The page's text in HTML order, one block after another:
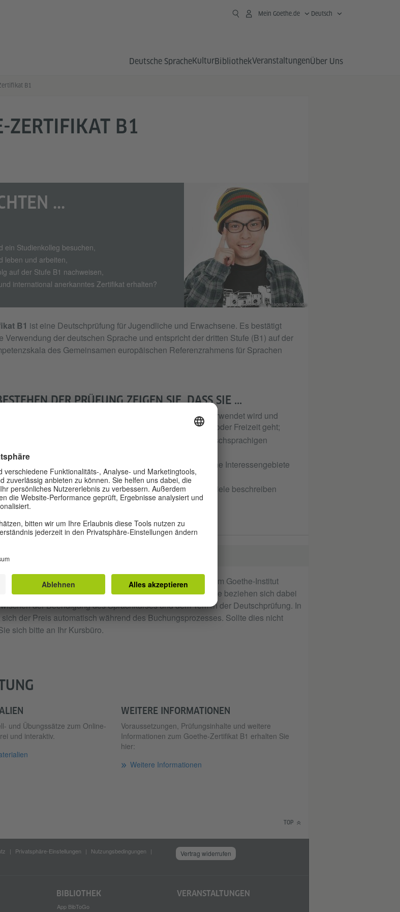
Mein Goethe.de Deutsch
Deutsche SpracheKulturBibliothekVeranstaltungenÜber Uns
B1
ZERTIFIKAT B1
Foto: Getty Images/DexImage
...
ein Studienkolleg besuchen,
leben und arbeiten,
auf der Stufe B1 nachweisen,
international anerkanntes Zertifikat erhalten?
B1 ist eine Deutschprüfung für Jugendliche und Erwachsene. Es bestätigt
Verwendung der deutschen Sprache und entspricht der dritten Stufe (B1) auf der
des Gemeinsamen europäischen Referenzrahmens für Sprachen
DER PRÜFUNG ZEIGEN SIE, DASS SIE ...
verstehen können, wenn klare Standardsprache verwendet wird und
Dinge aus alltäglichen Bereichen wie Arbeit, Schule oder Freizeit geht;
bewältigen können, denen man auf Reisen in deutschsprachigen
zusammenhängend über vertraute Themen und persönliche Interessengebiete
und Ereignisse berichten und Träume, Hoffnungen und Ziele beschreiben
oder Erklärungen geben können.
Jugendliche
Preis gilt, wenn Sie bereits einen Deutschkurs beim Goethe-Institut
nicht länger als sechs Monate zurückliegt. Die sechs Monate beziehen sich dabei
der Beendigung des Sprachkurses und dem Termin der Deutschprüfung. In
der Preis automatisch während des Buchungsprozesses. Sollte dies nicht
sich bitte an Ihr Kursbüro.
und Übungssätze zum Online-
und interaktiv.
WEITERE INFORMATIONEN
Voraussetzungen, Prüfungsinhalte und weitere
Informationen zum Goethe-Zertifikat B1 erhalten Sie
hier:
Weitere Informationen
TOP
Privatsphäre-Einstellungen
Nutzungsbedingungen
Vertrag widerrufen
BIBLIOTHEK
App BibToGo
VERANSTALTUNGEN